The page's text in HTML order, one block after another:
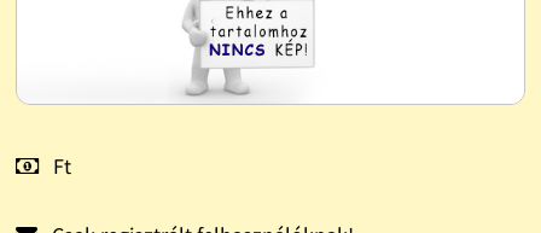
Ft